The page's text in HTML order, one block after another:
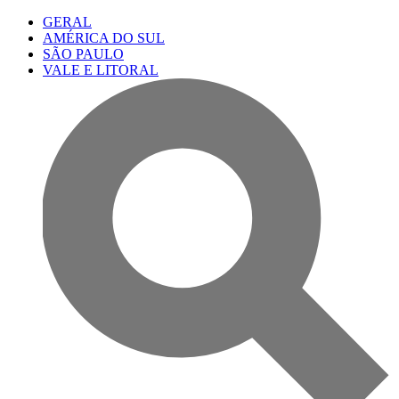
GERAL
AMÉRICA DO SUL
SÃO PAULO
VALE E LITORAL